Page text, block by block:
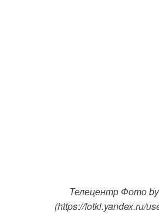
Телецентр Фото
(https://fotki.yandex.ru/